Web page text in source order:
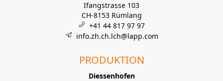
Ifangstrasse 103
CH-8153 Rümlang
+41 44 817 97 97
info.zh.ch.lch@lapp.com
PRODUKTION
Diessenhofen